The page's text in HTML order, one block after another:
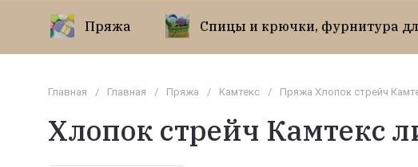
Пряжа Спицы и крючки, фурнитура
Главная / Главная / Пряжа / Камтекс / Пряжа Хлопок стрейч
Хлопок стрейч Камтекс